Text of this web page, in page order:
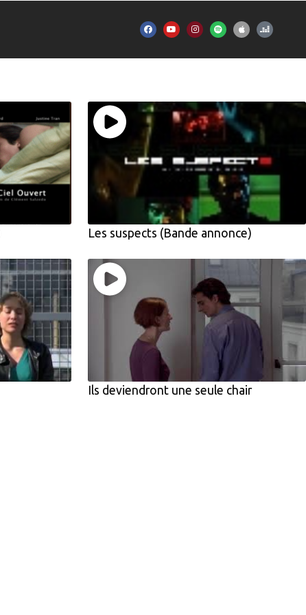
Les suspects (Bande annonce)
Ils deviendront une seule chair